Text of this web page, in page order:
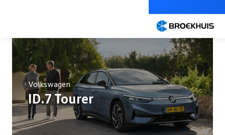
inhoud
Volkswagen
ID.7 Tourer